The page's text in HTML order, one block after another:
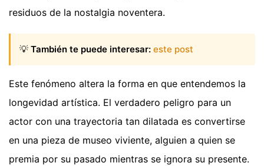
residuos de la nostalgia noventera.
💡 También te puede interesar: este post
Este fenómeno altera la forma en que entendemos la
longevidad artística. El verdadero peligro para un
actor con una trayectoria tan dilatada es convertirse
en una pieza de museo viviente, alguien a quien se
premia por su pasado mientras se ignora su presente.